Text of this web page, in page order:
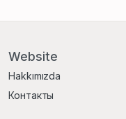
Website
Hakkımızda
Контакты